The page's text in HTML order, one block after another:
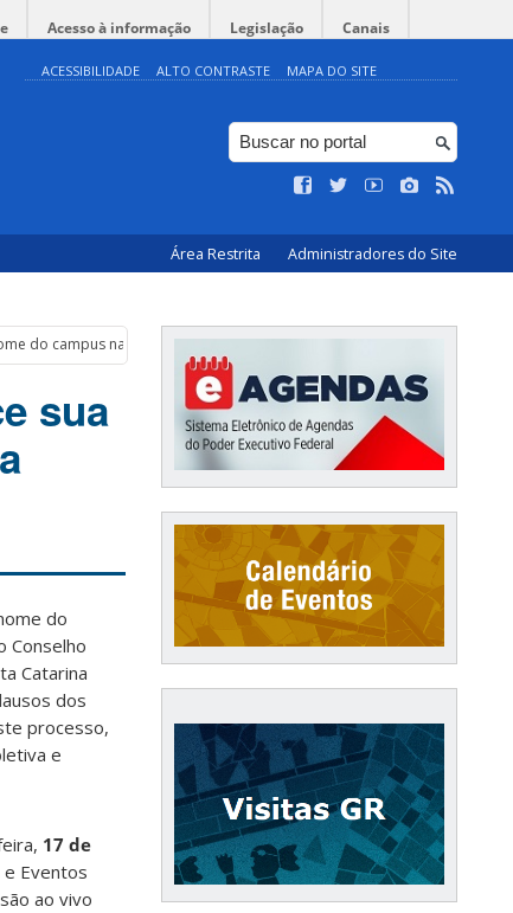
Acesso à informação Legislação Canais
ACESSIBILIDADE ALTO CONTRASTE MAPA DO SITE
Área Restrita Administradores do Site
do campus na Trindade
sua
do
Conselho
Catarina
dos
processo,
e
17 de
e Eventos
ao vivo